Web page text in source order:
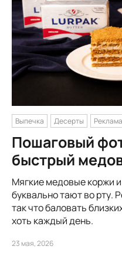
Выпечка Десерты Реклама
Пошаговый
быстрый
Мягкие медовые коржи
буквально тают во рту.
так что баловать
хоть каждый день.
23 мая, 2026